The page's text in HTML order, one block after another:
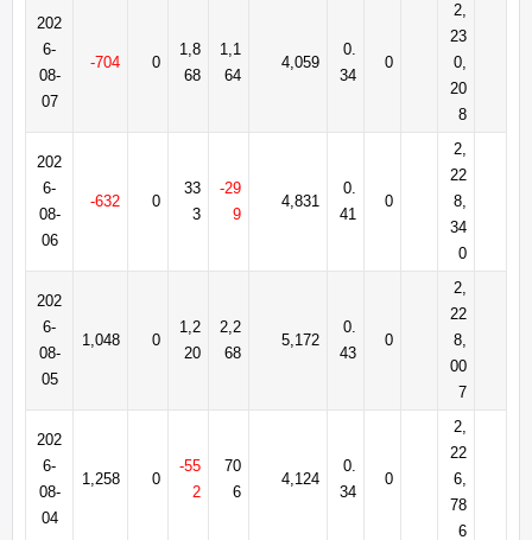
202
6-
08-
07
-704 0
1,8
68
1,1
64
4,059
0.
34
0
2,
23
0,
20
8
202
6-
08-
06
-632 0
33
3
-29
9
4,831
0.
41
0
2,
22
8,
34
0
202
6-
08-
05
1,048 0
1,2
20
2,2
68
5,172
0.
43
0
2,
22
8,
00
7
202
6-
08-
04
1,258 0
-55
2
70
6
4,124
0.
34
0
2,
22
6,
78
6